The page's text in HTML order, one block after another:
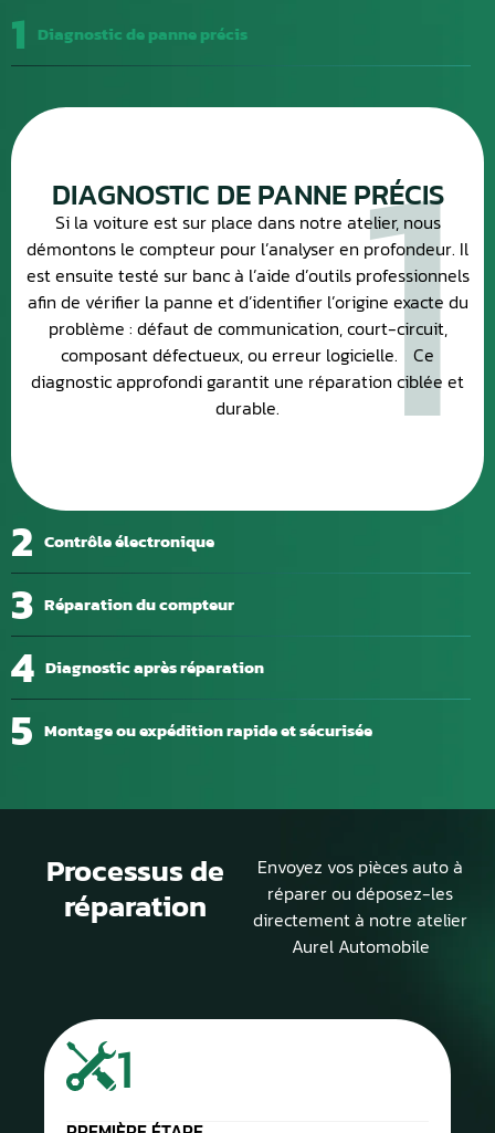
1 Diagnostic de panne précis
2 Contrôle électronique
3 Réparation du compteur
4 Diagnostic après réparation
5 Montage ou expédition rapide et sécurisée
1
DIAGNOSTIC DE PANNE PRÉCIS
Si la voiture est sur place dans notre atelier, nous
démontons le compteur pour l’analyser en profondeur. Il
est ensuite testé sur banc à l’aide d’outils professionnels
afin de vérifier la panne et d’identifier l’origine exacte du
problème : défaut de communication, court-circuit,
composant défectueux, ou erreur logicielle. Ce
diagnostic approfondi garantit une réparation ciblée et
durable.
Processus de
réparation
Envoyez vos pièces auto à
réparer ou déposez-les
directement à notre atelier
Aurel Automobile
1